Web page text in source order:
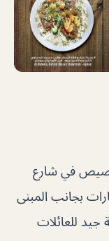
في شارع
بجانب المبنى
للعائلات